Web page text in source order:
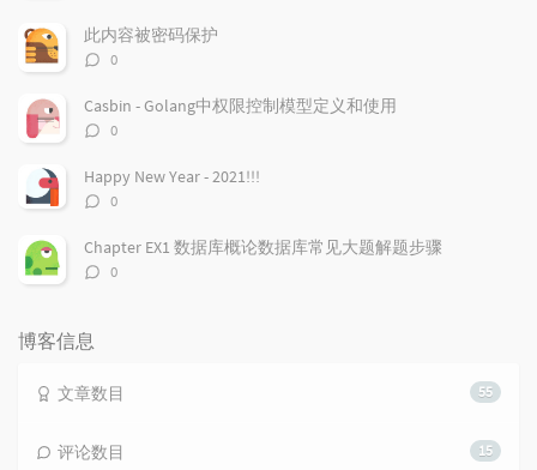
数：
此内容被密码保护
评
数：
0
Casbin - Golang中权限控制模型定义和使用
评
数：
0
Happy New Year - 2021!!!
评
数：
0
Chapter EX1 数据库概论数据库常见大题解题步骤
评
0
博客信息
55
文章数目
15
评论数目